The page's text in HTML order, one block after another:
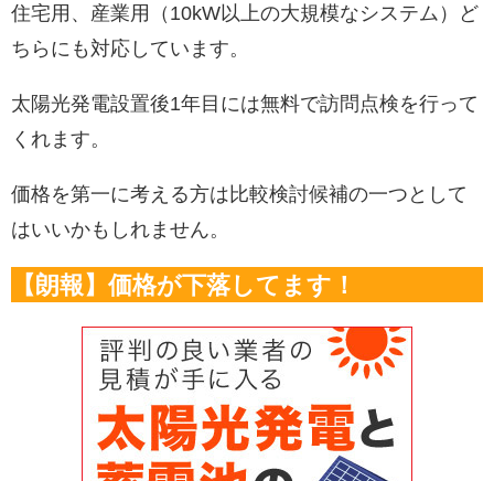
住宅用、産業用（10kW以上の大規模なシステム）ど
ちらにも対応しています。
太陽光発電設置後1年目には無料で訪問点検を行って
くれます。
価格を第一に考える方は比較検討候補の一つとして
はいいかもしれません。
【朗報】価格が下落してます！